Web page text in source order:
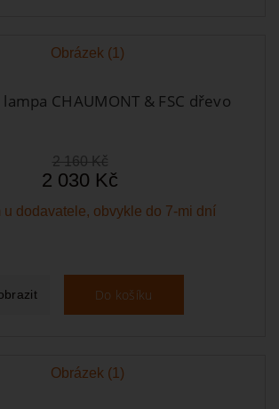
lampa CHAUMONT & FSC dřevo
2 160 Kč
2 030 Kč
u dodavatele, obvykle do 7-mi dní
Do košíku